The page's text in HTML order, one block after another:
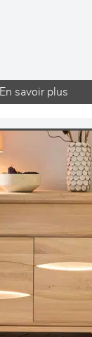
En savoir plus